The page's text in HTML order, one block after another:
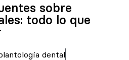
sobre
todo lo que
dental